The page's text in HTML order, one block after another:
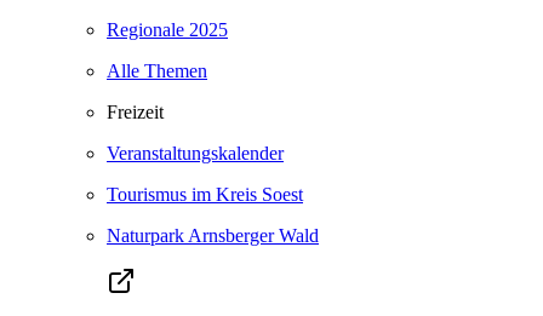
Regionale 2025
Alle Themen
Freizeit
Veranstaltungskalender
Tourismus im Kreis Soest
Naturpark Arnsberger Wald